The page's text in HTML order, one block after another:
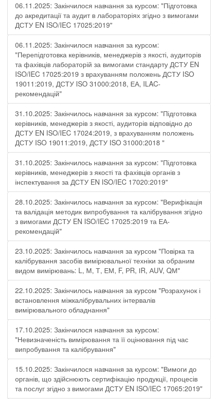
06.11.2025: Закінчилося навчання за курсом: "Підготовка
до акредитації та аудит в лабораторіях згідно з вимогами
ДСТУ EN ISO/IEC 17025:2019"
06.11.2025: Закінчилося навчання за курсом:
"Перепідготовка керівників, менеджерів з якості, аудиторів
та фахівців лабораторій за вимогами стандарту ДСТУ EN
ISO/IEC 17025:2019 з врахуванням положень ДСТУ ISO
19011:2019, ДСТУ ISO 31000:2018, ЕА, ILAC-
рекомендацій"
31.10.2025: Закінчилось навчання за курсом: "Підготовка
керівників, менеджерів з якості, аудиторів відповідно до
ДСТУ EN ISO/IEC 17024:2019, з врахуванням положень
ДСТУ ISO 19011:2019, ДСТУ ISO 31000:2018 "
31.10.2025: Закінчилось навчання за курсом: "Підготовка
керівників, менеджерів з якості та фахівців органів з
інспектування за ДСТУ EN ISO/IEC 17020:2019"
28.10.2025: Закінчилось навчання за курсом: "Верифікація
та валідація методик випробування та калібрування згідно
з вимогами ДСТУ EN ISO/IEC 17025:2019 та ЕА-
рекомендацій"
23.10.2025: Закінчилось навчання за курсом "Повірка та
калібрування засобів вимірювальної техніки за обраним
видом вимірювань: L, М, Т, ЕМ, F, РR, ІR, АUV, QМ"
22.10.2025: Закінчилось навчання за курсом "Розрахунок і
встановлення міжкалібрувальних інтервалів
вимірювального обладнання"
17.10.2025: Закінчилося навчання за курсом:
"Невизначеність вимірювання та її оцінювання під час
випробування та калібрування"
15.10.2025: Закінчилося навчання за курсом: "Вимоги до
органів, що здійснюють сертифікацію продукції, процесів
та послуг згідно з вимогами ДСТУ EN ISO/IEC 17065:2019"